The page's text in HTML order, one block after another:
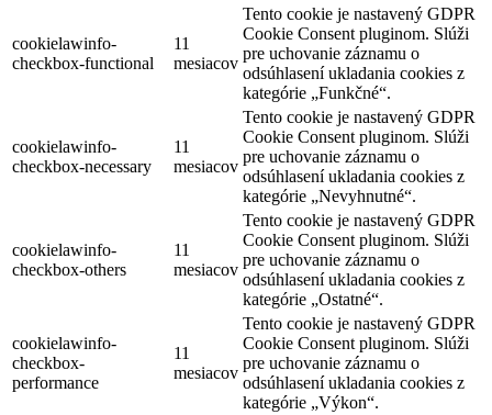
cookielawinfo-
checkbox-functional
11
mesiacov
Tento cookie je nastavený GDPR
Cookie Consent pluginom. Slúži
pre uchovanie záznamu o
odsúhlasení ukladania cookies z
kategórie „Funkčné“.
cookielawinfo-
checkbox-necessary
11
mesiacov
Tento cookie je nastavený GDPR
Cookie Consent pluginom. Slúži
pre uchovanie záznamu o
odsúhlasení ukladania cookies z
kategórie „Nevyhnutné“.
cookielawinfo-
checkbox-others
11
mesiacov
Tento cookie je nastavený GDPR
Cookie Consent pluginom. Slúži
pre uchovanie záznamu o
odsúhlasení ukladania cookies z
kategórie „Ostatné“.
cookielawinfo-
checkbox-
performance
11
mesiacov
Tento cookie je nastavený GDPR
Cookie Consent pluginom. Slúži
pre uchovanie záznamu o
odsúhlasení ukladania cookies z
kategórie „Výkon“.